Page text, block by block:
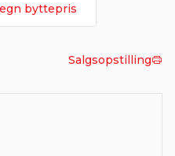
byttepris
Salgsopstilling